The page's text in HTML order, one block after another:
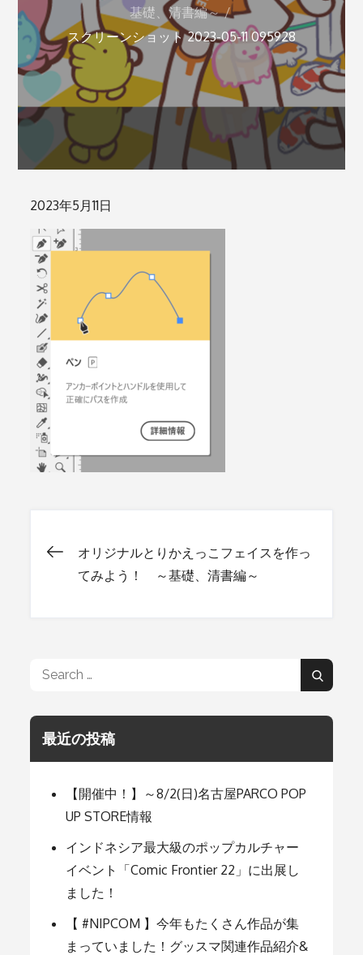
基礎、清書編～
スクリーンショット 2023-05-11 095928
Posted
on
2023年5月11日
投
ナ
ビ
ゲ
ー
シ
ョ
オリジナルとりかえっこフェイスを作っ
てみよう！ ～基礎、清書編～
Search
Search
最近の投稿
【開催中！】～8/2(日)名古屋PARCO POP
UP STORE情報
インドネシア最大級のポップカルチャー
イベント「Comic Frontier 22」に出展し
ました！
【 #NIPCOM 】今年もたくさん作品が集
まっていました！グッスマ関連作品紹介&